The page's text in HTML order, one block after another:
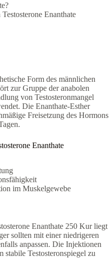
Enanthate
Form des männlichen
zur Gruppe der anabolen
von Testosteronmangel
Die Enanthate-Esther
Freisetzung des Hormons
Enanthate
im Muskelgewebe
Enanthate 250 Kur liegt
sollten mit einer niedrigeren
anpassen. Die Injektionen
stabile Testosteronspiegel zu